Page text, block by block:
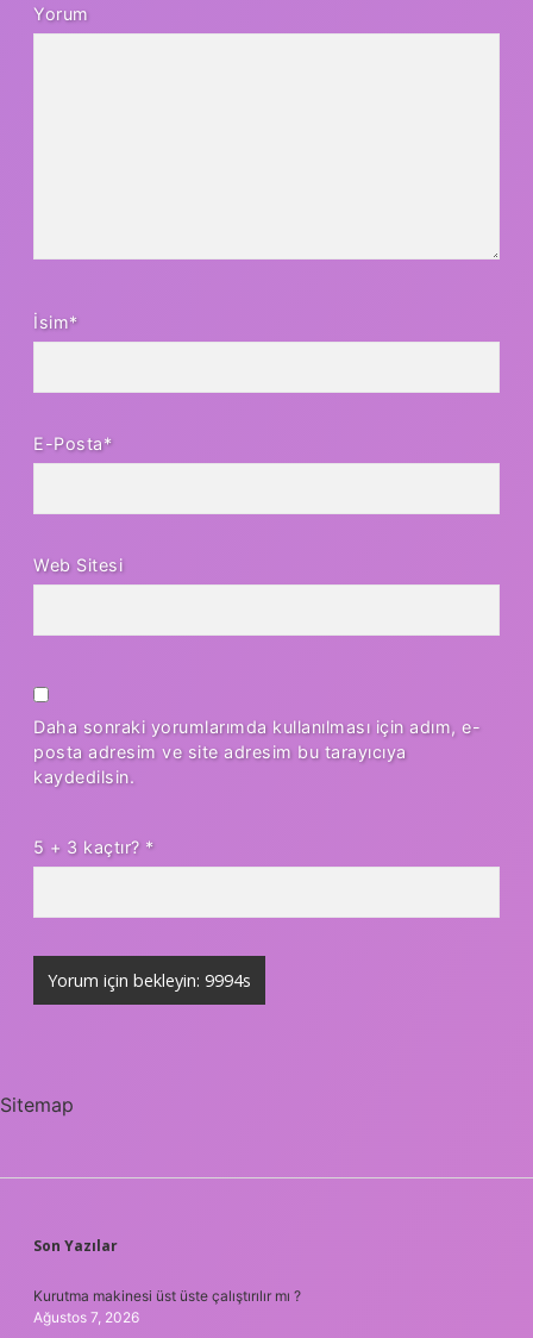
Yorum
İsim*
E-Posta*
Web Sitesi
Daha sonraki yorumlarımda kullanılması için adım, e-
posta adresim ve site adresim bu tarayıcıya
kaydedilsin.
5 + 3 kaçtır? *
Sitemap
SIDEBAR
Son Yazılar
Kurutma makinesi üst üste çalıştırılır mı ?
Ağustos 7, 2026